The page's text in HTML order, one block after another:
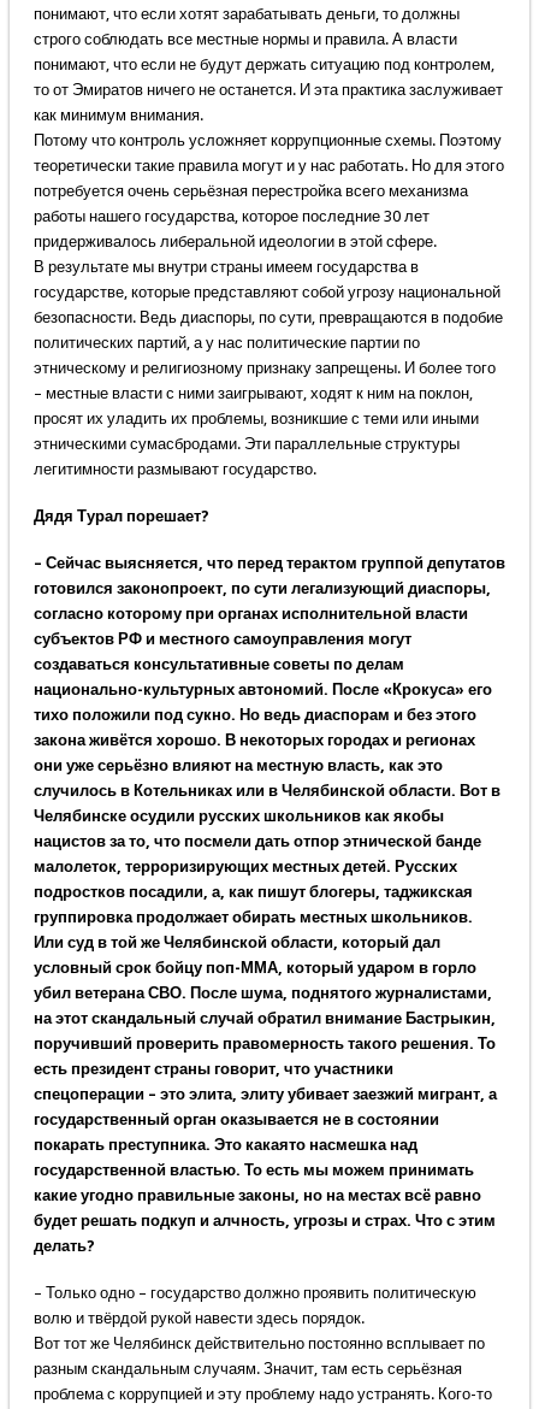
понимают, что если хотят зарабатывать деньги, то должны
строго соблюдать все местные нормы и правила. А власти
понимают, что если не будут держать ситуацию под контролем,
то от Эмиратов ничего не останется. И эта практика заслуживает
как минимум внимания.
Потому что контроль усложняет коррупционные схемы. Поэтому
теоретически такие правила могут и у нас работать. Но для этого
потребуется очень серьёзная перестройка всего механизма
работы нашего государства, которое последние 30 лет
придерживалось либеральной идеологии в этой сфере.
В результате мы внутри страны имеем государства в
государстве, которые представляют собой угрозу национальной
безопасности. Ведь диаспоры, по сути, превращаются в подобие
политических партий, а у нас политические партии по
этническому и религиозному признаку запрещены. И более того
– местные власти с ними заигрывают, ходят к ним на поклон,
просят их уладить их проблемы, возникшие с теми или иными
этническими сумасбродами. Эти параллельные структуры
легитимности размывают государство.
Дядя Турал порешает?
– Сейчас выясняется, что перед терактом группой депутатов
готовился законопроект, по сути легализующий диаспоры,
согласно которому при органах исполнительной власти
субъектов РФ и местного самоуправления могут
создаваться консультативные советы по делам
национально-культурных автономий. После «Крокуса» его
тихо положили под сукно. Но ведь диаспорам и без этого
закона живётся хорошо. В некоторых городах и регионах
они уже серьёзно влияют на местную власть, как это
случилось в Котельниках или в Челябинской области. Вот в
Челябинске осудили русских школьников как якобы
нацистов за то, что посмели дать отпор этнической банде
малолеток, терроризирующих местных детей. Русских
подростков посадили, а, как пишут блогеры, таджикская
группировка продолжает обирать местных школьников.
Или суд в той же Челябинской области, который дал
условный срок бойцу поп-ММА, который ударом в горло
убил ветерана СВО. После шума, поднятого журналистами,
на этот скандальный случай обратил внимание Бастрыкин,
поручивший проверить правомерность такого решения. То
есть президент страны говорит, что участники
спецоперации – это элита, элиту убивает заезжий мигрант, а
государственный орган оказывается не в состоянии
покарать преступника. Это какаято насмешка над
государственной властью. То есть мы можем принимать
какие угодно правильные законы, но на местах всё равно
будет решать подкуп и алчность, угрозы и страх. Что с этим
делать?
– Только одно – государство должно проявить политическую
волю и твёрдой рукой навести здесь порядок.
Вот тот же Челябинск действительно постоянно всплывает по
разным скандальным случаям. Значит, там есть серьёзная
проблема с коррупцией и эту проблему надо устранять. Кого-то